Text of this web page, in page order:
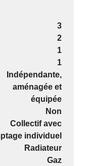
3
2
1
1
Indépendante,
aménagée et
équipée
Non
Collectif avec
individuel
Radiateur
Gaz